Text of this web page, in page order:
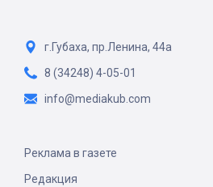
г.Губаха, пр.Ленина, 44а
8 (34248) 4-05-01
info@mediakub.com
Реклама в газете
Редакция